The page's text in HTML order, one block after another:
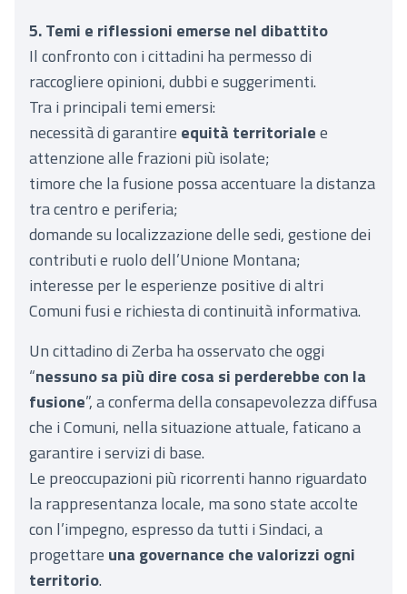
5. Temi e riflessioni emerse nel dibattito
Il confronto con i cittadini ha permesso di
raccogliere opinioni, dubbi e suggerimenti.
Tra i principali temi emersi:
necessità di garantire equità territorialee
attenzione alle frazioni più isolate;
timore che la fusione possa accentuare la distanza
tra centro e periferia;
domande su localizzazione delle sedi, gestione dei
contributi e ruolo dell’Unione Montana;
interesse per le esperienze positive di altri
Comuni fusi e richiesta di continuità informativa.
Un cittadino di Zerba ha osservato che oggi
“nessuno sa più dire cosa si perderebbe con la
fusione”, a conferma della consapevolezza diffusa
che i Comuni, nella situazione attuale, faticano a
garantire i servizi di base.
Le preoccupazioni più ricorrenti hanno riguardato
la rappresentanza locale, ma sono state accolte
con l’impegno, espresso da tutti i Sindaci, a
progettare una governance che valorizzi ogni
territorio.